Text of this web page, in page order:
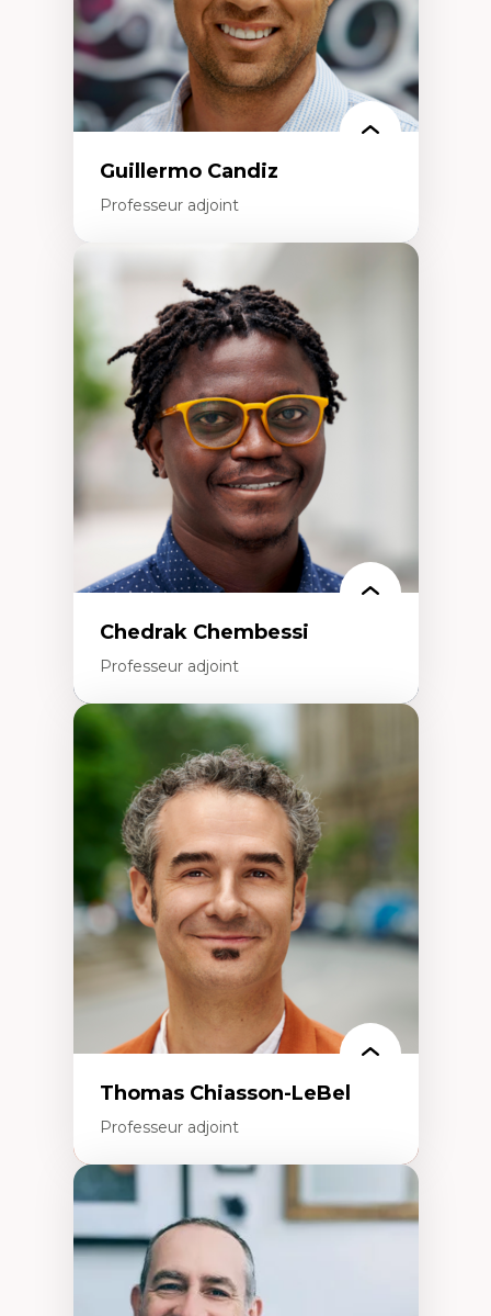
Guillermo Candiz
Professeur adjoint
Expertises
Trajectoires migratoires
Migrations forcées
Études des frontières; Enjeux géopolitiques
des migrations
Politiques migratoires
Réfugiés
Demandeurs d’asile
Migrations irrégulières
Migrations temporaires
Migration et changement climatique
Migration et développement
Chedrak Chembessi
Professeur adjoint
Économie circulaire
Modèles d’affaires durables
Histoire des faits économiques
Gestion durable des ressources naturelles
Écologie industrielle
Aménagement durable du territoire
Développement régional
Coopératives
Télétravail en milieu rural francophone
Transition socio-écologique
Thomas Chiasson-LeBel
Professeur adjoint
Expertises
Théories du développement
Économie politique comparée
Élites économiques
Sociologie économique
Extractivisme